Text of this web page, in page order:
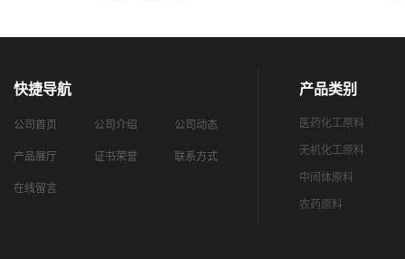
快捷导航
公司首页 公司介绍 公司动态
产品展厅 证书荣誉 联系方式
在线留言
产品类别
医药化工原料
无机化工原料
中间体原料
农药原料